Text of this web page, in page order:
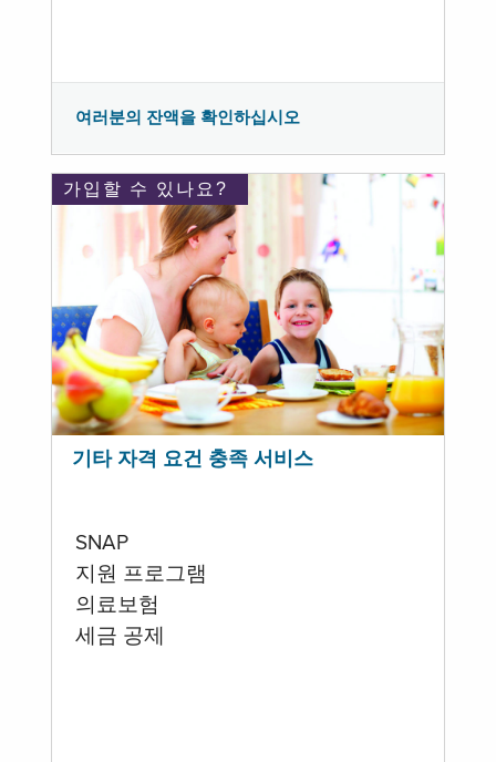
여러분의 잔액을 확인하십시오
가입할 수 있나요?
기타 자격 요건 충족 서비스
SNAP
지원 프로그램
의료보험
세금 공제